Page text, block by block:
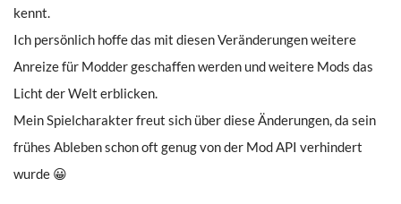
kennt.
Ich persönlich hoffe das mit diesen Veränderungen weitere
Anreize für Modder geschaffen werden und weitere Mods das
Licht der Welt erblicken.
Mein Spielcharakter freut sich über diese Änderungen, da sein
frühes Ableben schon oft genug von der Mod API verhindert
wurde 😀